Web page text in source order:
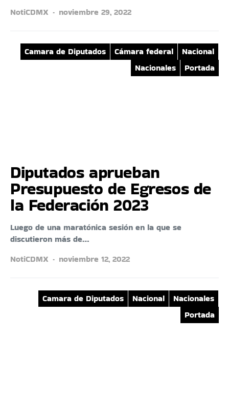
NotiCDMX
noviembre 29, 2022
Camara de Diputados Cámara federal
Nacional
Nacionales
Portada
Diputados aprueban
Presupuesto de Egresos de
la Federación 2023
Luego de una maratónica sesión en la que se
discutieron más de…
NotiCDMX
noviembre 12, 2022
Camara de Diputados Nacional
Nacionales
Portada